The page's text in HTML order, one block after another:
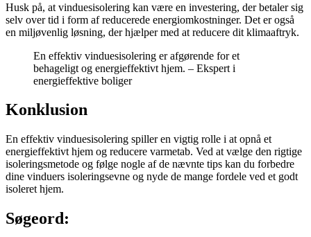
Husk på, at vinduesisolering kan være en investering, der betaler sig
selv over tid i form af reducerede energiomkostninger. Det er også
en miljøvenlig løsning, der hjælper med at reducere dit klimaaftryk.
En effektiv vinduesisolering er afgørende for et
behageligt og energieffektivt hjem. – Ekspert i
energieffektive boliger
Konklusion
En effektiv vinduesisolering spiller en vigtig rolle i at opnå et
energieffektivt hjem og reducere varmetab. Ved at vælge den rigtige
isoleringsmetode og følge nogle af de nævnte tips kan du forbedre
dine vinduers isoleringsevne og nyde de mange fordele ved et godt
isoleret hjem.
Søgeord: